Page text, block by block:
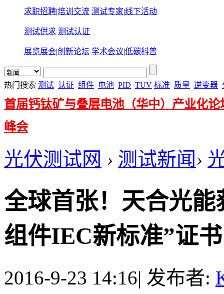
求职招聘|培训交流 测试专家|线下活动
测试供求 测试认证
展览展会|创新论坛 学术会议|低碳科普
热门搜索 测试 认证 组件 电池 PID TUV 标准 质量 逆变器
首届钙钛矿与叠层电池（华中）产业化论
峰会
光伏测试网 › 测试新闻›
全球首张！天合光
组件IEC新标准”证
2016-9-23 14:16| 发布者: